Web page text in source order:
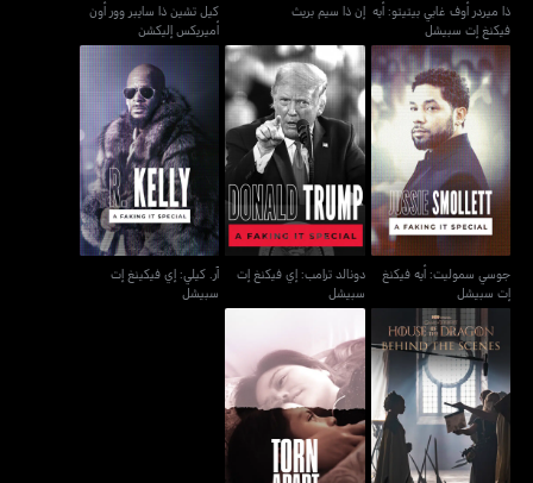
ذا ميردر أوف غابي بيتيتو: أيه
فيكنغ إت سبيشل
إن ذا سيم بريث
كيل تشين ذا سايبر وور أون
أميريكس إليكشن
جوسي سموليت: أيه فيكنغ
إت سبيشل
جوسي سموليت: أيه فيكنغ
إت سبيشل
دونالد ترامب: إي فيكنغ إت
سبيشل
دونالد ترامب: إي فيكنغ إت
سبيشل
آر. كيلي: إي فيكينغ إت
سبيشل
آر. كيلي: إي فيكينغ إت
سبيشل
هاوس أوف ذا دراغون:
بيهايند ذا سينز
تورن أبارت: سيبيراتيد آت
ذي بوردر